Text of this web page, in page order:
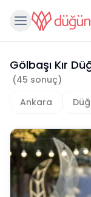
Gölbaşı Kır
(45 sonuç)
Ankara